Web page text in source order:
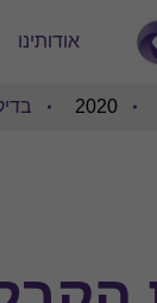
אודותינו
2020